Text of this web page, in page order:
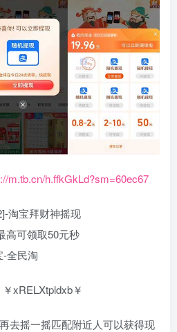
m.tb.cn/h.ffkGkLd?sm=60ec67
xRELXtpldxb￥
去摇一摇匹配附近人可以获得现